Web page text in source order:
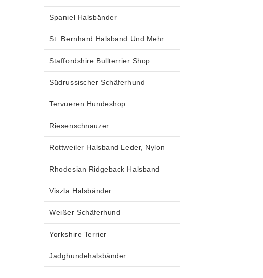
Spaniel Halsbänder
St. Bernhard Halsband Und Mehr
Staffordshire Bullterrier Shop
Südrussischer Schäferhund
Tervueren Hundeshop
Riesenschnauzer
Rottweiler Halsband Leder, Nylon
Rhodesian Ridgeback Halsband
Viszla Halsbänder
Weißer Schäferhund
Yorkshire Terrier
Jadghundehalsbänder